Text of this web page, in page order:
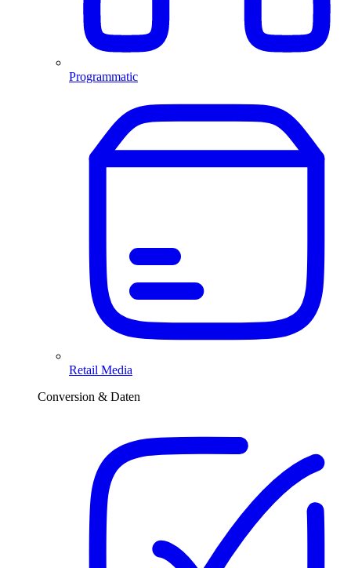
Programmatic
Retail Media
Conversion & Daten